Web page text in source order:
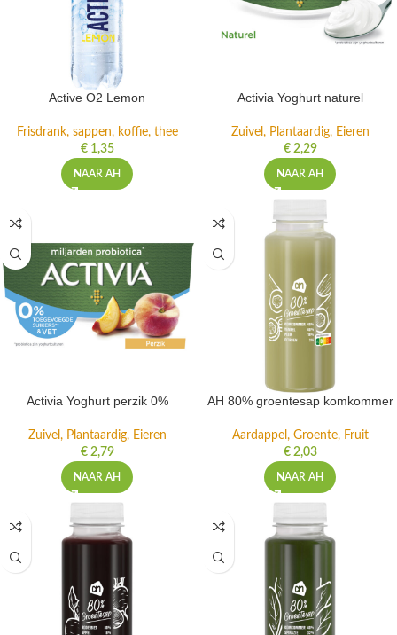
Active O2 Lemon
Frisdrank, sappen, koffie, thee
€1,35
NAAR AH
Activia Yoghurt naturel
Zuivel, Plantaardig, Eieren
€2,29
NAAR AH
Activia Yoghurt perzik 0%
Zuivel, Plantaardig, Eieren
€2,79
NAAR AH
AH 80% groentesap komkommer
Aardappel, Groente, Fruit
€2,03
NAAR AH